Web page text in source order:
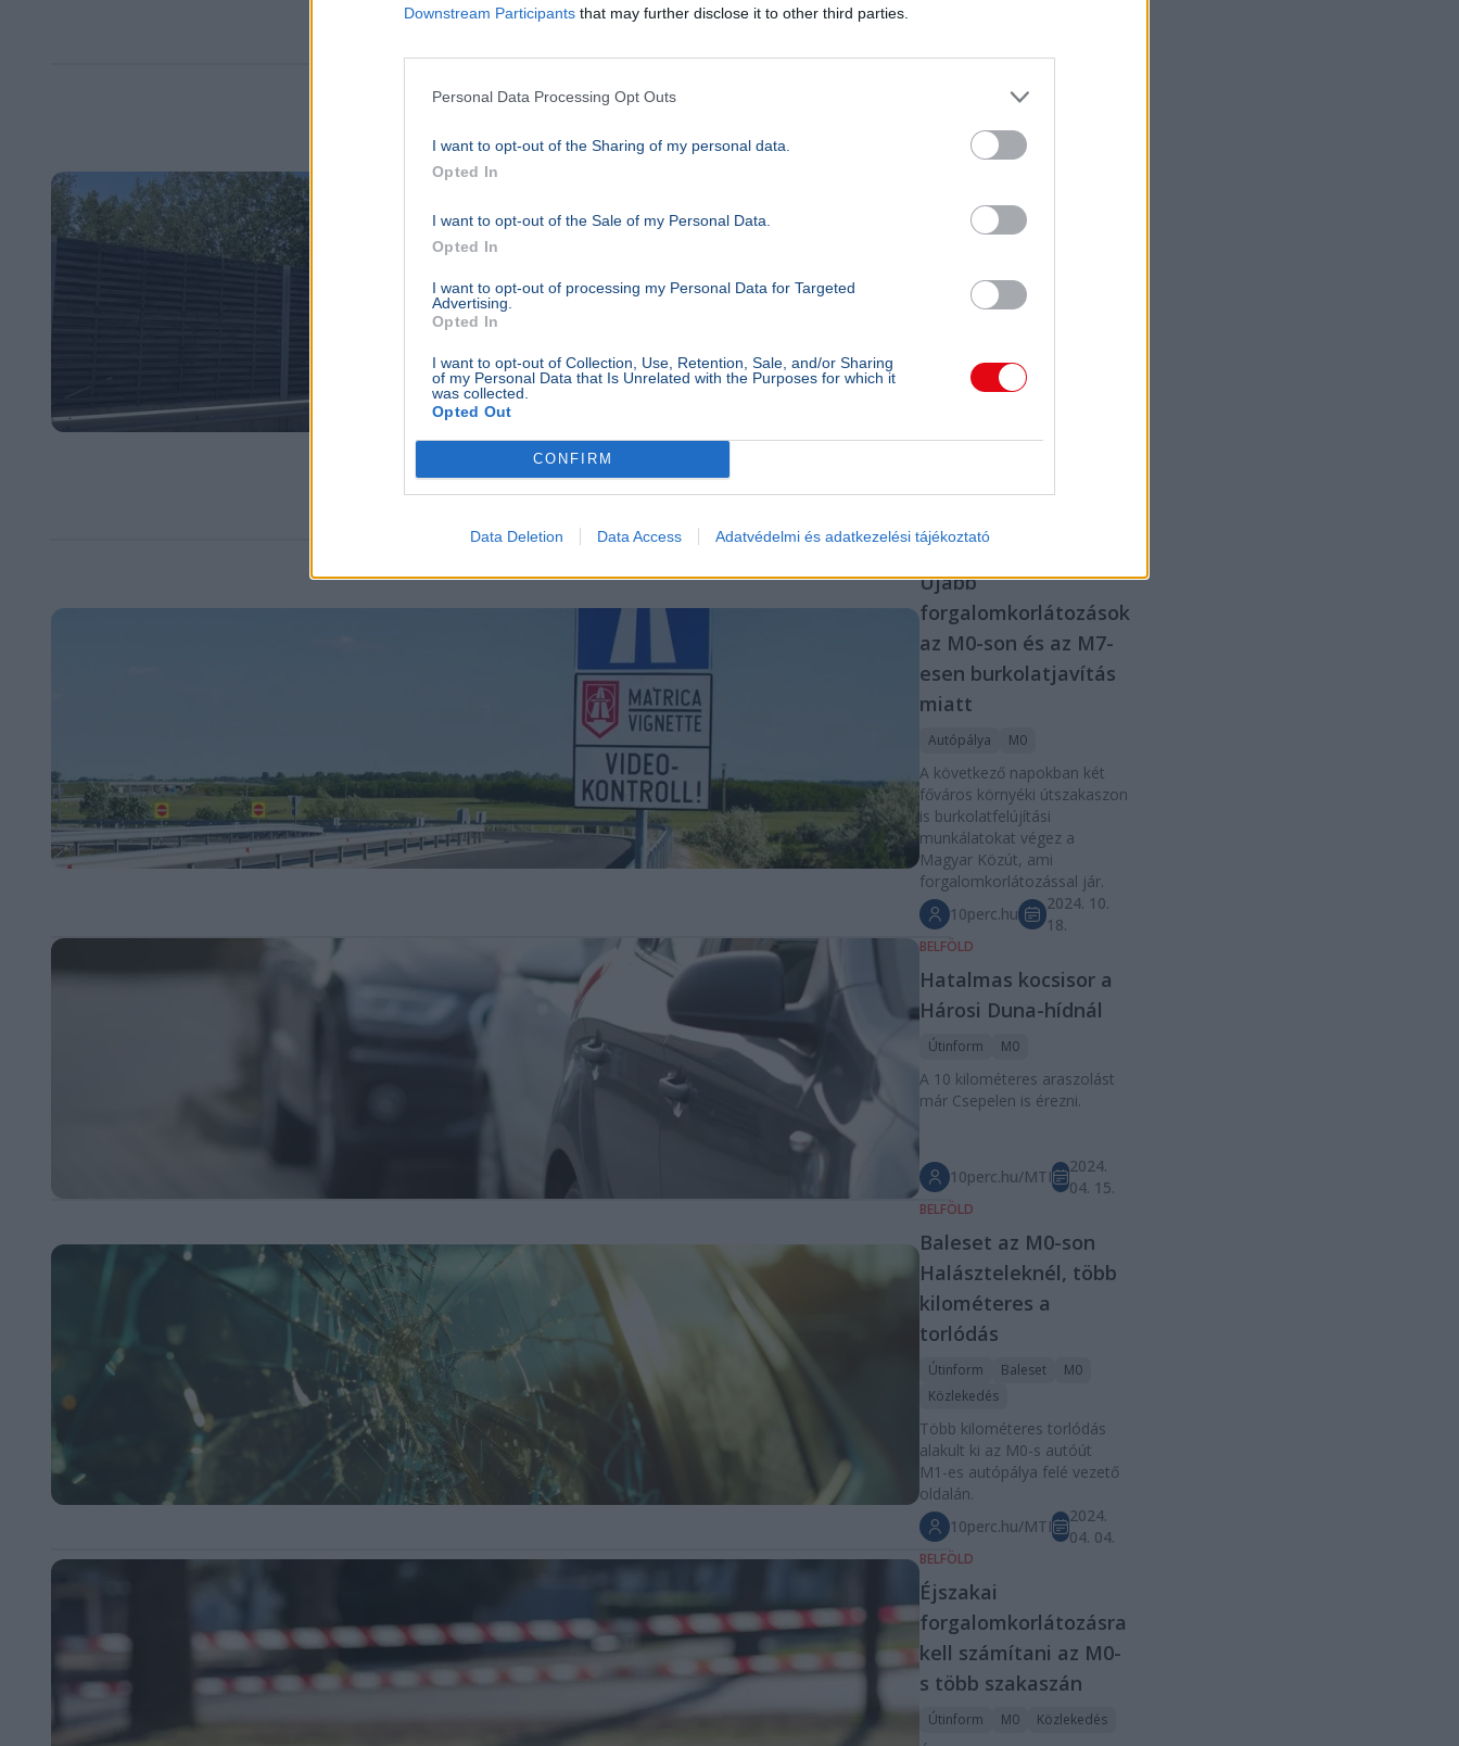
Downstream Participants that may further disclose it to other third parties.
Personal Data Processing Opt Outs
I want to opt-out of the Sharing of my personal data.
Opted In
I want to opt-out of the Sale of my Personal Data.
Opted In
I want to opt-out of processing my Personal Data for Targeted
Advertising.
Opted In
I want to opt-out of Collection, Use, Retention, Sale, and/or Sharing
of my Personal Data that Is Unrelated with the Purposes for which it
was collected.
Opted Out
CONFIRM
Data Deletion Data Access Adatvédelmi és adatkezelési tájékoztató
bénította meg az
M0-st: Hét
torlódás alakult
Útinform
Autópálya
szalagkorlátnak
ütközött kedd reggel az
szektorán, jelentős
AUTÓ
Újabb
forgalomkorlátozások
az M0-son és az M7-
esen burkolatjavítás
miatt
Autópálya M0
A következő napokban két
főváros környéki útszakaszon
is burkolatfelújítási
munkálatokat végez a
Magyar Közút, ami
forgalomkorlátozással jár.
10perc.hu
2024. 10.
18.
BELFÖLD
Hatalmas kocsisor a
Hárosi Duna-hídnál
Útinform M0
A 10 kilométeres araszolást
már Csepelen is érezni.
10perc.hu/MTI
2024.
04. 15.
BELFÖLD
Baleset az M0-son
Halászteleknél, több
kilométeres a
torlódás
Útinform Baleset
M0
Közlekedés
Több kilométeres torlódás
alakult ki az M0-s autóút
M1-es autópálya felé vezető
oldalán.
10perc.hu/MTI
2024.
04. 04.
BELFÖLD
Éjszakai
forgalomkorlátozásra
kell számítani az M0-
s több szakaszán
Útinform M0 Közlekedés